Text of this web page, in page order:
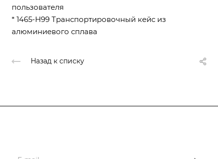
пользователя
* 1465-H99 Транспортировочный кейс из
алюминиевого сплава
Назад к списку